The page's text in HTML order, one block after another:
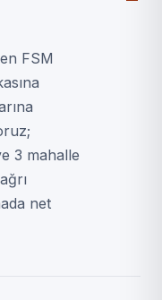
FSM
3 mahalle
net